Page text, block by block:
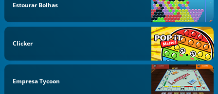
Estourar Bolhas
Clicker
Empresa Tycoon